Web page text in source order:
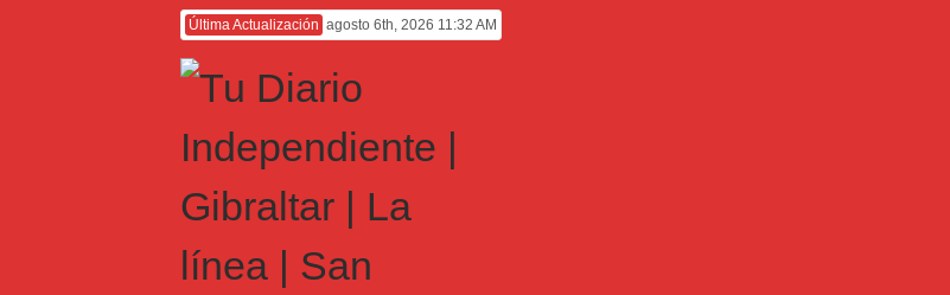
Última Actualización agosto 6th, 2026 11:32 AM